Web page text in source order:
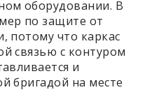
оборудовании. В
по защите от
потому что каркас
связью с контуром
и
бригадой на месте